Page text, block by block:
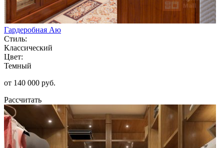
Гардеробная Аю
Стиль:
Классический
Цвет:
Темный
от 140 000 руб.
Рассчитать